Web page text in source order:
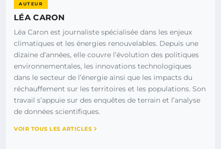
AUTEUR
LÉA CARON
Léa Caron est journaliste spécialisée dans les enjeux
climatiques et les énergies renouvelables. Depuis une
dizaine d’années, elle couvre l’évolution des politiques
environnementales, les innovations technologiques
dans le secteur de l’énergie ainsi que les impacts du
réchauffement sur les territoires et les populations. Son
travail s’appuie sur des enquêtes de terrain et l’analyse
de données scientifiques.
VOIR TOUS LES ARTICLES